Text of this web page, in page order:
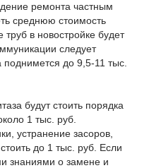
ремонта частным
среднюю стоимость
в новостройке будет
следует
до 9,5-11 тыс.
будут стоить порядка
1 тыс. руб.
устранение засоров,
до 1 тыс. руб. Если
знаниями о замене и